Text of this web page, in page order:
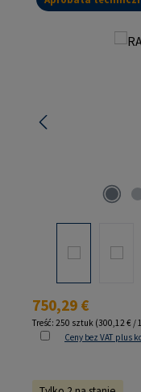
Pomiń galerię zdjęć
Cena regularna:
750,29 €
Treść: 250 sztuk (300,12 € /
Ceny bez VAT plus